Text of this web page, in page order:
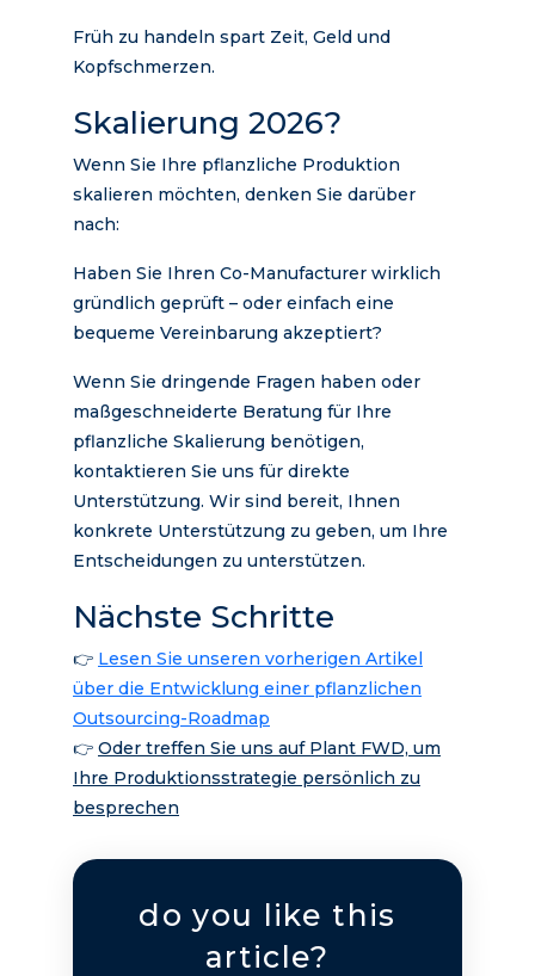
Früh zu handeln spart Zeit, Geld und
Kopfschmerzen.
Skalierung 2026?
Wenn Sie Ihre pflanzliche Produktion
skalieren möchten, denken Sie darüber
nach:
Haben Sie Ihren Co-Manufacturer wirklich
gründlich geprüft – oder einfach eine
bequeme Vereinbarung akzeptiert?
Wenn Sie dringende Fragen haben oder
maßgeschneiderte Beratung für Ihre
pflanzliche Skalierung benötigen,
kontaktieren Sie uns für direkte
Unterstützung. Wir sind bereit, Ihnen
konkrete Unterstützung zu geben, um Ihre
Entscheidungen zu unterstützen.
Nächste Schritte
👉 Lesen Sie unseren vorherigen Artikel
über die Entwicklung einer pflanzlichen
Outsourcing-Roadmap
👉 Oder treffen Sie uns auf Plant FWD, um
Ihre Produktionsstrategie persönlich zu
besprechen
do you like this
article?